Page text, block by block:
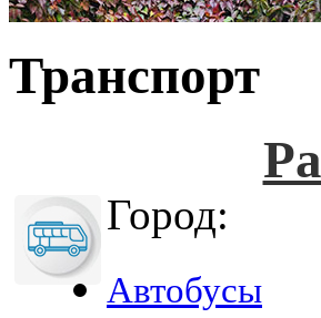
Транспорт
Город:
Автобусы